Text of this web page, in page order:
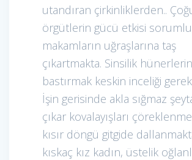
utandıran çirkinliklerden..
örgütlerin gücü etkisi sorumlu
makamların uğraşlarına taş
çıkartmakta. Sinsilik
bastırmak keskin inceliği
İşin gerisinde akla sığmaz
çıkar kovalayışları
kısır döngü gitgide
kıskaç kız kadın, üstelik